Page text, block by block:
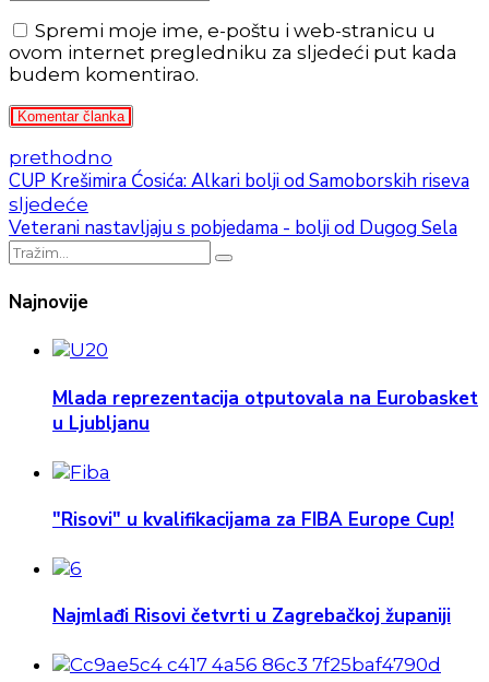
Spremi moje ime, e-poštu i web-stranicu u
ovom internet pregledniku za sljedeći put kada
budem komentirao.
Komentar članka
prethodno
CUP Krešimira Ćosića: Alkari bolji od Samoborskih riseva
sljedeće
Veterani nastavljaju s pobjedama - bolji od Dugog Sela
Najnovije
Mlada reprezentacija otputovala na Eurobasket
u Ljubljanu
"Risovi" u kvalifikacijama za FIBA Europe Cup!
Najmlađi Risovi četvrti u Zagrebačkoj županiji